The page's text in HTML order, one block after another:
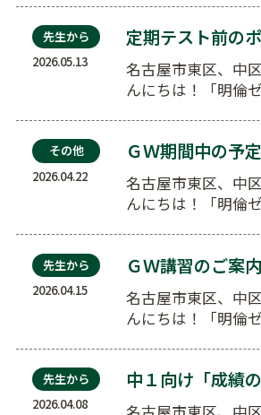
先生から
2026.05.13
定期テスト前の
名古屋市東区、中
んにちは！「明倫
その他
2026.04.22
ＧＷ期間中の予
名古屋市東区、中
んにちは！「明倫
先生から
2026.04.15
ＧＷ講習のご案内
名古屋市東区、中
んにちは！「明倫
先生から
2026.04.08